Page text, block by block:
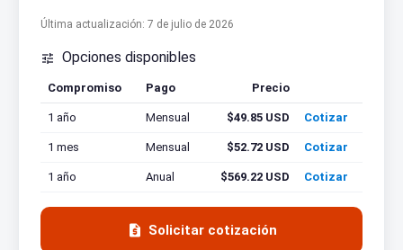
Última actualización: 7 de julio de 2026
 Opciones disponibles
Compromiso Pago Precio
1 año
Mensual $49.85 USD Cotizar
1 mes Mensual $52.72 USD Cotizar
1 año Anual $569.22 USD Cotizar
 Solicitar cotización